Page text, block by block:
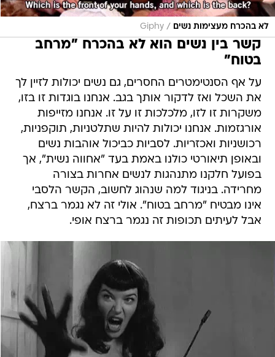
לא בהכרח מעצימות נשים /
Giphy
קשר בין נשים הוא לא בהכרח "מרחב
בטוח"
על אף הסנטימטרים החסרים, גם נשים יכולות לזיין לך
את השכל ואז לדקור אותך בגב. אנחנו בוגדות זו בזו,
משקרות זו לזו, מלכלכות זו על זו. אנחנו מזייפות
אורגזמות. אנחנו יכולות להיות שתלטניות, תוקפניות,
רכושניות ואכזריות. לסביות כביכול אוהבות נשים
ובאופן תיאורטי כולנו באמת בעד "אחווה נשית", אך
בפועל חלקנו מתנהגות לנשים אחרות בצורה
מחרידה. בניגוד למה שנהוג לחשוב, הקשר הלסבי
אינו מבטיח "מרחב בטוח". אולי זה לא נגמר ברצח,
אבל לעיתים תכופות זה נגמר ברצח אופי.